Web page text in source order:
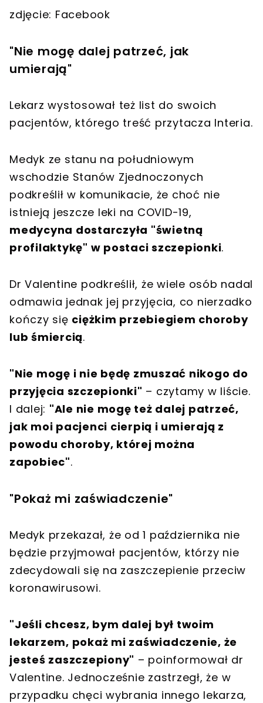
zdjęcie: Facebook
"Nie mogę dalej patrzeć, jak
umierają"
Lekarz wystosował też list do swoich
pacjentów, którego treść przytacza Interia.
Medyk ze stanu na południowym
wschodzie Stanów Zjednoczonych
podkreślił w komunikacie, że choć nie
istnieją jeszcze leki na COVID-19,
medycyna dostarczyła "świetną
profilaktykę" w postaci szczepionki.
Dr Valentine podkreślił, że wiele osób nadal
odmawia jednak jej przyjęcia, co nierzadko
kończy się ciężkim przebiegiem choroby
lub śmiercią.
"Nie mogę i nie będę zmuszać nikogo do
przyjęcia szczepionki" – czytamy w liście.
I dalej: "Ale nie mogę też dalej patrzeć,
jak moi pacjenci cierpią i umierają z
powodu choroby, której można
zapobiec".
"Pokaż mi zaświadczenie"
Medyk przekazał, że od 1 października nie
będzie przyjmował pacjentów, którzy nie
zdecydowali się na zaszczepienie przeciw
koronawirusowi.
"Jeśli chcesz, bym dalej był twoim
lekarzem, pokaż mi zaświadczenie, że
jesteś zaszczepiony" – poinformował dr
Valentine. Jednocześnie zastrzegł, że w
przypadku chęci wybrania innego lekarza,